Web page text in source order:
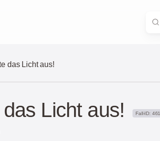
das Licht aus!
Licht aus! Fall-ID: 461